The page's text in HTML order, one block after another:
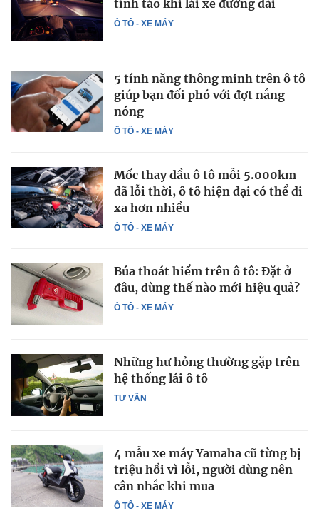
Ô TÔ - XE MÁY
tỉnh táo khi lái xe đường dài
Ô TÔ - XE MÁY
5 tính năng thông minh trên ô tô
giúp bạn đối phó với đợt nắng
nóng
Ô TÔ - XE MÁY
Mốc thay dầu ô tô mỗi 5.000km
đã lỗi thời, ô tô hiện đại có thể đi
xa hơn nhiều
Ô TÔ - XE MÁY
Búa thoát hiểm trên ô tô: Đặt ở
đâu, dùng thế nào mới hiệu quả?
TƯ VẤN
Những hư hỏng thường gặp trên
hệ thống lái ô tô
Ô TÔ - XE MÁY
4 mẫu xe máy Yamaha cũ từng bị
triệu hồi vì lỗi, người dùng nên
cân nhắc khi mua